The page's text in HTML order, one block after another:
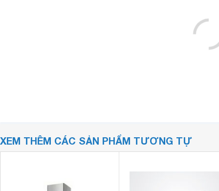
XEM THÊM CÁC SẢN PHẨM TƯƠNG TỰ